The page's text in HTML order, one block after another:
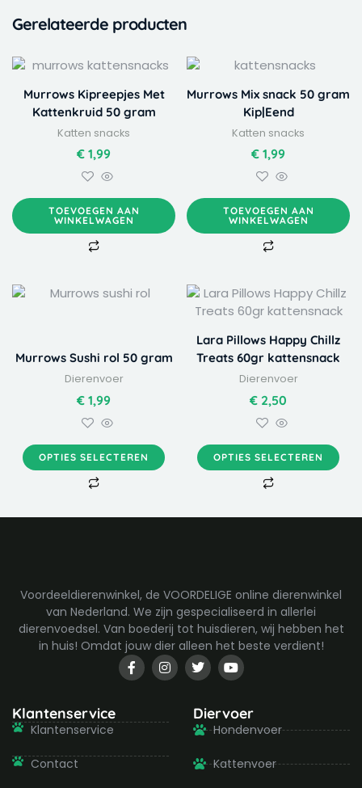
Gerelateerde producten
Murrows Kipreepjes Met
Kattenkruid 50 gram
Katten snacks
€ 1,99
TOEVOEGEN AAN
WINKELWAGEN
Murrows Mix snack 50 gram
Kip|Eend
Katten snacks
€ 1,99
TOEVOEGEN AAN
WINKELWAGEN
Murrows Sushi rol 50 gram
Dierenvoer
€ 1,99
OPTIES SELECTEREN
Dit
variaties.
Deze
optie
kan
worden
op
de
Lara Pillows Happy Chillz
Treats 60gr kattensnack
Dierenvoer
€ 2,50
OPTIES SELECTEREN
Dit
product
meerdere
variaties.
Deze
optie
kan
worden
op
de
Voordeeldierenwinkel, de VOORDELIGE online dierenwinkel
van Nederland. We zijn gespecialiseerd in allerlei
dierenvoedsel. Van boederij tot huisdieren, wij hebben het
in huis! Omdat jouw dier alleen het beste verdient!
F
a
c
o
I
n
s
g
T
w
i
t
e
r
Y
o
u
u
b
e
Klantenservice
Klantenservice
Contact
Diervoer
Hondenvoer
Kattenvoer